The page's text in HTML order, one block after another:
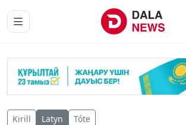
Kirill Latyn Tóte